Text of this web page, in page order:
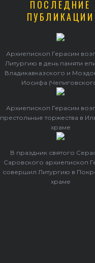
Архиепископ
ПОСЛЕДНИЕ
ПУБЛИКАЦИИ
Архиепископ Герасим
Литургию в день памяти
Владикавказского и
Иосифа
Архиепископ Герасим
престольные торжества в
храме
В праздник святого
Саровского архиепископ
совершил Литургию в
храме